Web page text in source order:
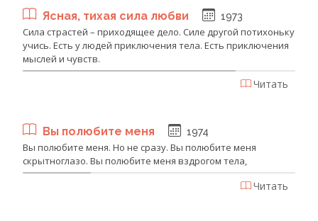
Ясная, тихая сила любви 1973
Сила страстей – приходящее дело. Силе другой потихоньку
учись. Есть у людей приключения тела. Есть приключения
мыслей и чувств.
Читать
Вы полюбите меня 1974
Вы полюбите меня. Но не сразу. Вы полюбите меня
скрытноглазо. Вы полюбите меня вздрогом тела,
Читать